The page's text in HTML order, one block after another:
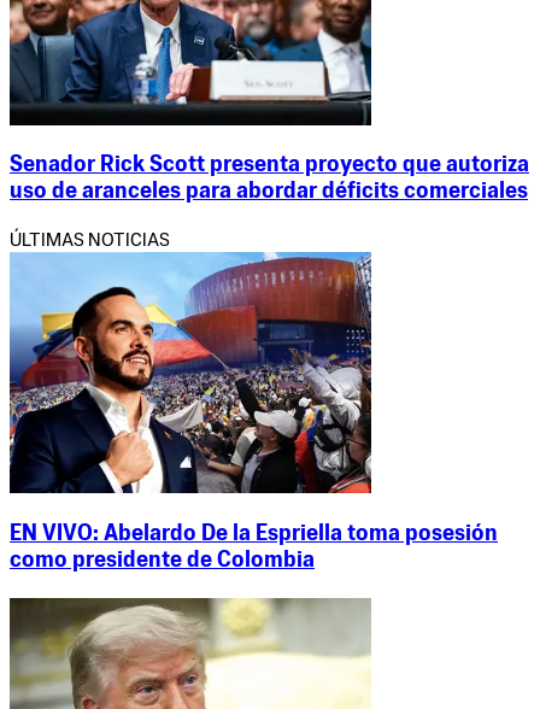
Senador Rick Scott presenta proyecto que autoriza
uso de aranceles para abordar déficits comerciales
ÚLTIMAS NOTICIAS
EN VIVO: Abelardo De la Espriella toma posesión
como presidente de Colombia